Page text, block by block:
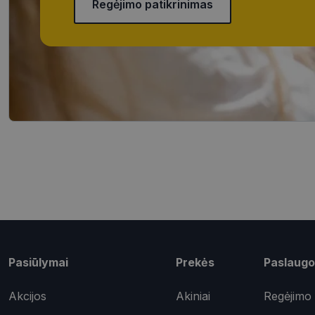
Regėjimo patikrinimas
Pasiūlymai
Akcijos
Prekės
Akiniai
Būtinieji
Šie slapukai yra
tačiau neatskleidžia
saugomi Jūsų
csrftoken